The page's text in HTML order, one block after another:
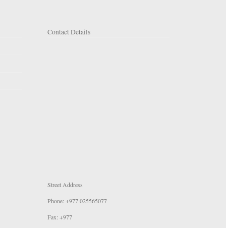
Contact Details
Street Address
Phone: +977 025565077
Fax: +977